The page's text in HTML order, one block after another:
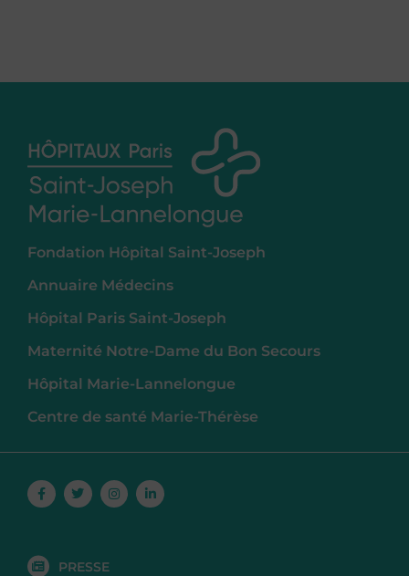
Fondation Hôpital Saint-Joseph
Annuaire Médecins
Hôpital Paris Saint-Joseph
Maternité Notre-Dame du Bon Secours
Hôpital Marie-Lannelongue
Centre de santé Marie-Thérèse
Facebook-
f
TwitterInstagramLinkedin-
in
PRESSE